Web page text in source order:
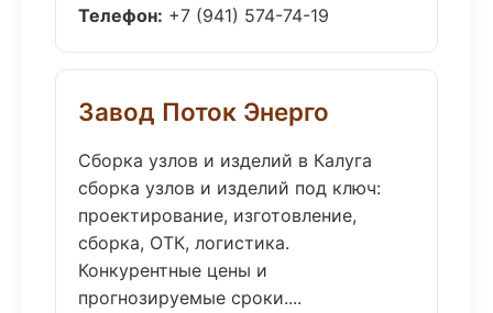
Телефон: +7 (941) 574-74-19
Завод Поток Энерго
Сборка узлов и изделий в Калуга
сборка узлов и изделий под ключ:
проектирование, изготовление,
сборка, ОТК, логистика.
Конкурентные цены и
прогнозируемые сроки....